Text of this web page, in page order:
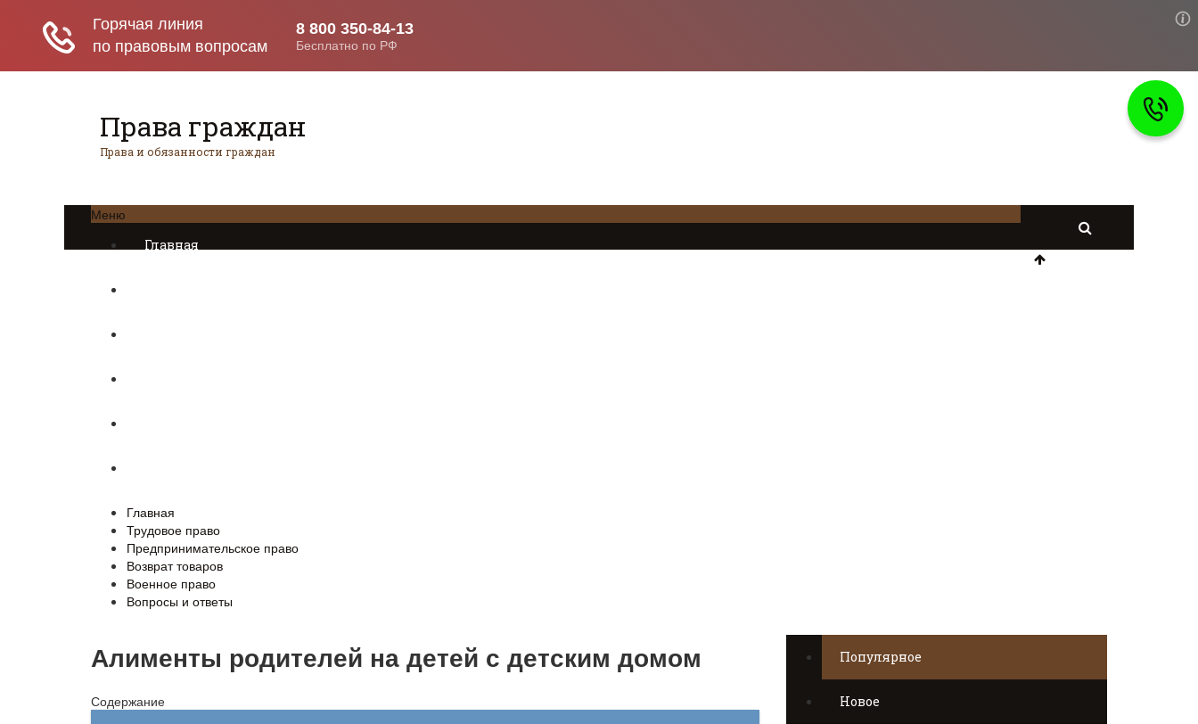
Права граждан
Права и обязанности граждан
Меню
Главная
Главная
Трудовое право
Предпринимательское право
Возврат товаров
Военное право
Вопросы и ответы
Алименты родителей на детей с детским домом
Содержание
Популярное
Новое